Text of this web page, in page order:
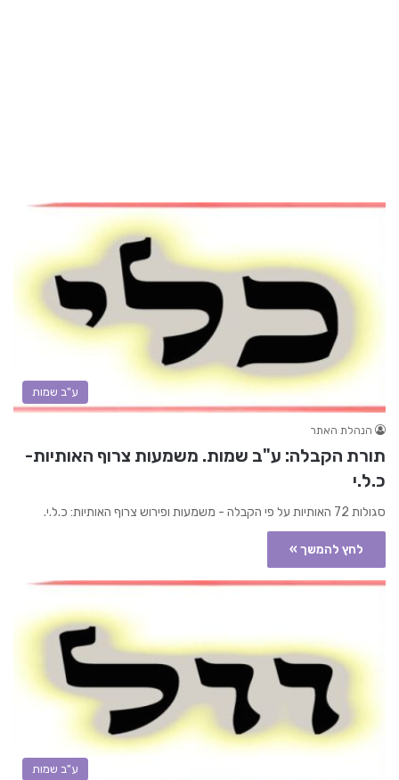
ע"ב שמות
הנהלת האתר
תורת הקבלה: ע"ב שמות. משמעות צרוף האותיות-
כ.ל.י
סגולות 72 האותיות על פי הקבלה - משמעות ופירוש צרוף האותיות: כ.ל.י.
לחץ להמשך »
ע"ב שמות